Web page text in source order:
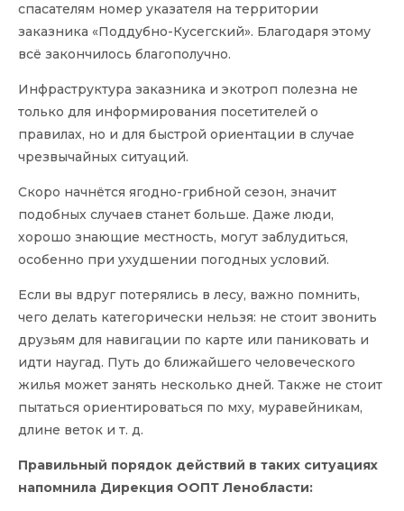
спасателям номер указателя на территории
заказника «Поддубно-Кусегский». Благодаря этому
всё закончилось благополучно.
Инфраструктура заказника и экотроп полезна не
только для информирования посетителей о
правилах, но и для быстрой ориентации в случае
чрезвычайных ситуаций.
Скоро начнётся ягодно-грибной сезон, значит
подобных случаев станет больше. Даже люди,
хорошо знающие местность, могут заблудиться,
особенно при ухудшении погодных условий.
Если вы вдруг потерялись в лесу, важно помнить,
чего делать категорически нельзя: не стоит звонить
друзьям для навигации по карте или паниковать и
идти наугад. Путь до ближайшего человеческого
жилья может занять несколько дней. Также не стоит
пытаться ориентироваться по мху, муравейникам,
длине веток и т. д.
Правильный порядок действий в таких ситуациях
напомнила Дирекция ООПТ Ленобласти: